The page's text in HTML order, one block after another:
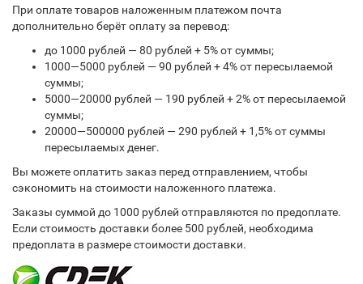
При оплате товаров наложенным платежом почта
дополнительно берёт оплату за перевод:
до 1000 рублей — 80 рублей + 5% от суммы;
1000—5000 рублей — 90 рублей + 4% от пересылаемой
суммы;
5000—20000 рублей — 190 рублей + 2% от пересылаемой
суммы;
20000—500000 рублей — 290 рублей + 1,5% от суммы
пересылаемых денег.
Вы можете оплатить заказ перед отправлением, чтобы
сэкономить на стоимости наложенного платежа.
Заказы суммой до 1000 рублей отправляются по предоплате.
Если стоимость доставки более 500 рублей, необходима
предоплата в размере стоимости доставки.